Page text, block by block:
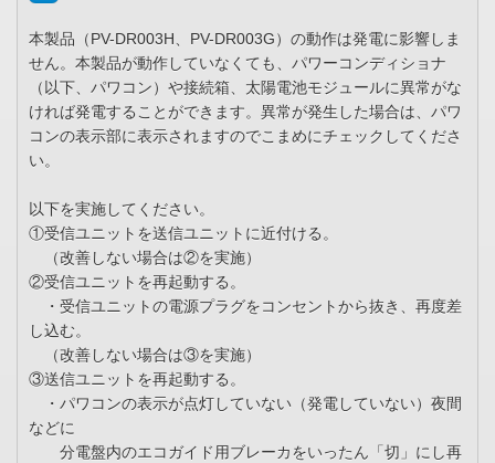
本製品（PV-DR003H、PV-DR003G）の動作は発電に影響しま
せん。本製品が動作していなくても、パワーコンディショナ
（以下、パワコン）や接続箱、太陽電池モジュールに異常がな
ければ発電することができます。異常が発生した場合は、パワ
コンの表示部に表示されますのでこまめにチェックしてくださ
い。
以下を実施してください。
①受信ユニットを送信ユニットに近付ける。
（改善しない場合は②を実施）
②受信ユニットを再起動する。
・受信ユニットの電源プラグをコンセントから抜き、再度差
し込む。
（改善しない場合は③を実施）
③送信ユニットを再起動する。
・パワコンの表示が点灯していない（発電していない）夜間
などに
分電盤内のエコガイド用ブレーカをいったん「切」にし再